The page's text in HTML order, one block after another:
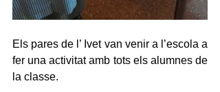
Els pares de l’ Ivet van venir a l’escola a
fer una activitat amb tots els alumnes de
la classe.